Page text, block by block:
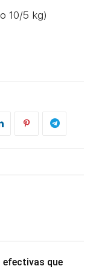
10/5 kg)
efectivas que